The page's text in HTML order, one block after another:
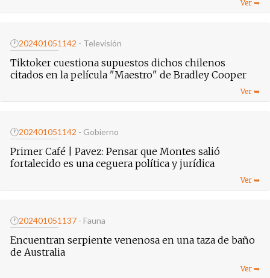
🕐202401051142 - Televisión
Tiktoker cuestiona supuestos dichos chilenos
citados en la película "Maestro" de Bradley Cooper
🕐202401051142 - Gobierno
Primer Café | Pavez: Pensar que Montes salió
fortalecido es una ceguera política y jurídica
🕐202401051137 - Fauna
Encuentran serpiente venenosa en una taza de baño
de Australia